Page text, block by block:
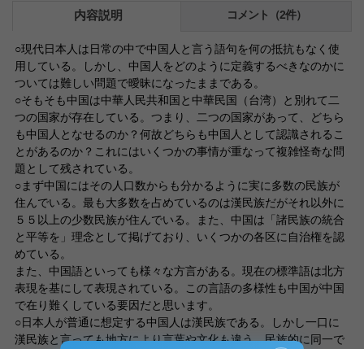
内容説明 コメント（2件）
○現代日本人は日常の中で中国人と言う語句を何の抵抗もなく使
用している。しかし、中国人をどのように定義するべきなのかに
ついては難しい問題で曖昧になったままである。
○そもそも中国は中華人民共和国と中華民国（台湾）と別れて二
つの国家が存在している。つまり、二つの国家があって、どちら
も中国人となせるのか？何故どちらも中国人として認識されるこ
とがあるのか？これにはいくつかの事情が重なって複雑怪奇な問
題として残されている。
○まず中国にはその人口数からも分かるように実に多数の民族が
住んでいる。最も大多数を占めているのは漢民族だがそれ以外に
５５以上の少数民族が住んでいる。また、中国は「諸民族の統合
と平等を」理念として掲げており、いくつかの各区に自治権を認
めている。
また、中国語といっても様々な方言がある。現在の標準語は北方
表現を基にして表現されている。この言語の多様性も中国が中国
で在り難くしている要因だと思います。
○日本人が普通に想定する中国人は漢民族である。しかし一口に
漢民族と言っても地方により言葉や文化も違う。民族的に同一で